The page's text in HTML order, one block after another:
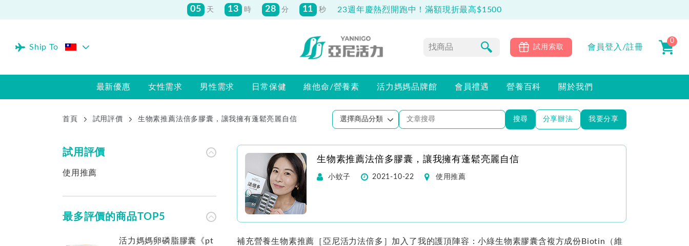
05 天 13 時 28 分 10 秒 23週年慶熱烈開跑中！滿額現折最高$1500
Ship To 試用索取 會員登入/註冊
0
最新優惠 女性需求 男性需求 日常保健 維他命/營養素 活力媽媽品牌館 會員禮遇 營養百科 關於我們
首頁 試用評價 生物素推薦法倍多膠囊，讓我擁有蓬鬆亮麗自信 搜尋 分享辦法 我要分享
試用評價
使用推薦
最多評價的商品TOP5
活力媽媽卵磷脂膠囊《pt
生物素推薦法倍多膠囊，讓我擁有蓬鬆亮麗自信
小蚊子 2021-10-22 使用推薦
補充營養生物素推薦［亞尼活力法倍多］加入了我的護頂陣容：小綠生物素膠囊含複方成份Biotin（維